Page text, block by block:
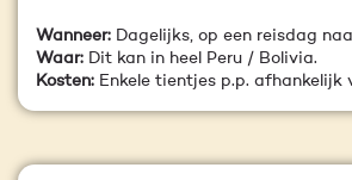
Wanneer: Dagelijks, op een reisdag
Waar: Dit kan in heel Peru / Bolivia.
Kosten: Enkele tientjes p.p. afhankelijk